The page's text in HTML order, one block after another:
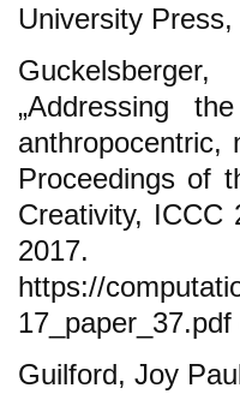
University Press,
„Addressing
anthropocentric,
Proceedings of
Creativity, ICCC
2017.
https://
Guilford, Joy